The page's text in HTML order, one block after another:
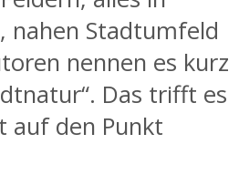
nahen Stadtumfeld
nennen es kurz
Das trifft es
auf den Punkt